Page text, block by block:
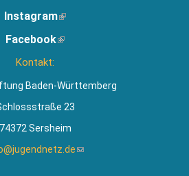
Instagram(Link
extern)
Facebook(Link
Kontakt:
Baden-Württemberg
23
74372 Sersheim
(Link